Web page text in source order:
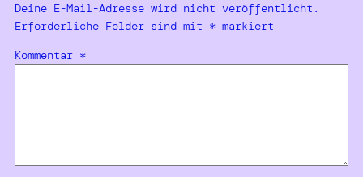
Deine E-Mail-Adresse wird nicht veröffentlicht.
Erforderliche Felder sind mit * markiert
Kommentar *